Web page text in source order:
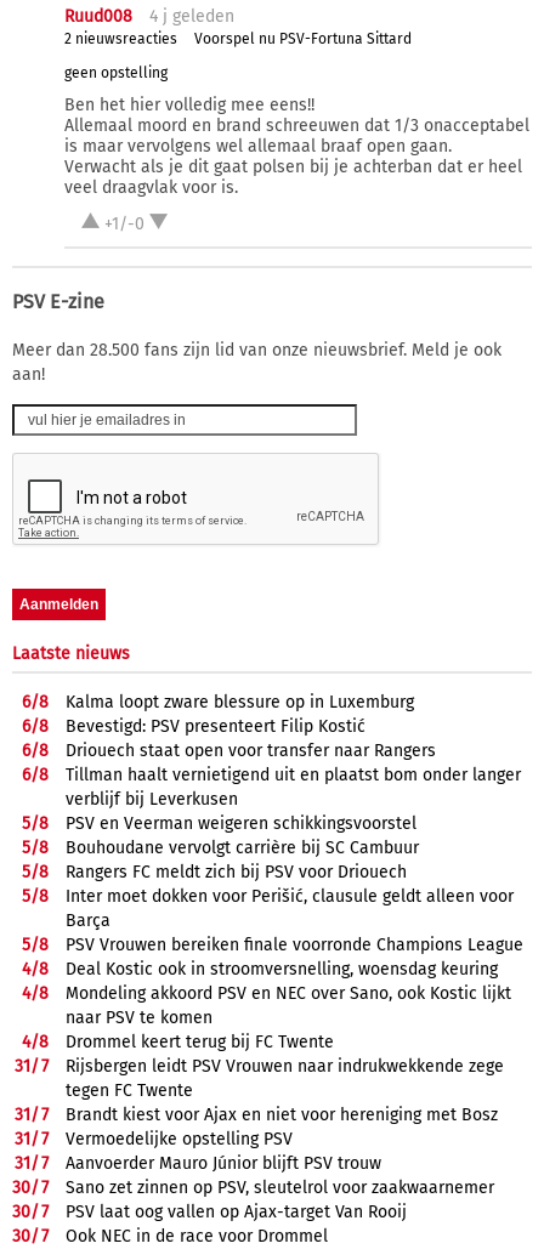
Ruud008 4 j geleden
2 nieuwsreacties
Voorspel nu PSV-Fortuna Sittard
geen opstelling
Ben het hier volledig mee eens!!
Allemaal moord en brand schreeuwen dat 1/3 onacceptabel
is maar vervolgens wel allemaal braaf open gaan.
Verwacht als je dit gaat polsen bij je achterban dat er heel
veel draagvlak voor is.
+1/-0
PSV E-zine
Meer dan 28.500 fans zijn lid van onze nieuwsbrief. Meld je ook
aan!
Laatste nieuws
6/8
Kalma loopt zware blessure op in Luxemburg
6/8
Bevestigd: PSV presenteert Filip Kostić
6/8
Driouech staat open voor transfer naar Rangers
6/8
Tillman haalt vernietigend uit en plaatst bom onder langer
verblijf bij Leverkusen
5/8
PSV en Veerman weigeren schikkingsvoorstel
5/8
Bouhoudane vervolgt carrière bij SC Cambuur
5/8
Rangers FC meldt zich bij PSV voor Driouech
5/8
Inter moet dokken voor Perišić, clausule geldt alleen voor
Barça
5/8
PSV Vrouwen bereiken finale voorronde Champions League
4/8
Deal Kostic ook in stroomversnelling, woensdag keuring
4/8
Mondeling akkoord PSV en NEC over Sano, ook Kostic lijkt
naar PSV te komen
4/8
Drommel keert terug bij FC Twente
31/7
Rijsbergen leidt PSV Vrouwen naar indrukwekkende zege
tegen FC Twente
31/7
Brandt kiest voor Ajax en niet voor hereniging met Bosz
31/7
Vermoedelijke opstelling PSV
31/7
Aanvoerder Mauro Júnior blijft PSV trouw
30/7
Sano zet zinnen op PSV, sleutelrol voor zaakwaarnemer
30/7
PSV laat oog vallen op Ajax-target Van Rooij
30/7
Ook NEC in de race voor Drommel